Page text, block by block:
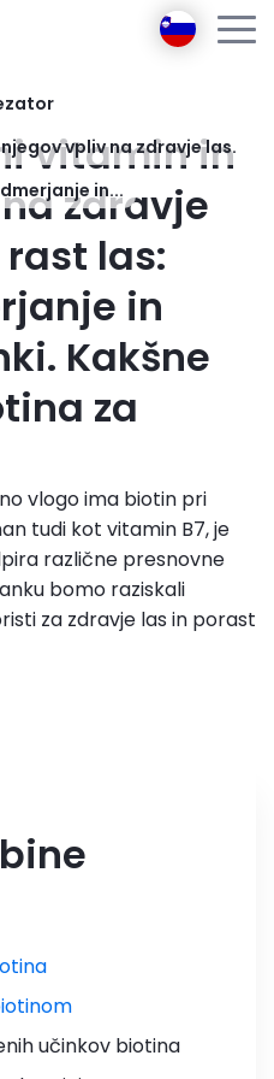
BRT
HealthPack
podjetja
vpliv na zdravje las.
in...
vitamin in
zdravje
las:
in
Kakšne
za
vlogo ima biotin pri
tudi kot vitamin B7, je
različne presnovne
bomo raziskali
za zdravje las in porast
učinkov biotina